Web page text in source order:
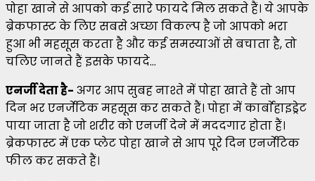
पोहा खाने से आपको कई सारे फायदे मिल सकते हैं। ये आपके
ब्रेकफास्ट के लिए सबसे अच्छा विकल्प है जो आपको भरा
हुआ भी महसूस करता है और कई समस्याओं से बचाता है, तो
चलिए जानते हैं इसके फायदे…
एनर्जी देता है- अगर आप सुबह नाश्ते में पोहा खाते हैं तो आप
दिन भर एनर्जेटिक महसूस कर सकते हैं। पोहा में कार्बाेहाइड्रेट
पाया जाता है जो शरीर को एनर्जी देने में मददगार होता हैं।
ब्रेकफास्ट में एक प्लेट पोहा खाने से आप पूरे दिन एनर्जेटिक
फील कर सकते हैं।